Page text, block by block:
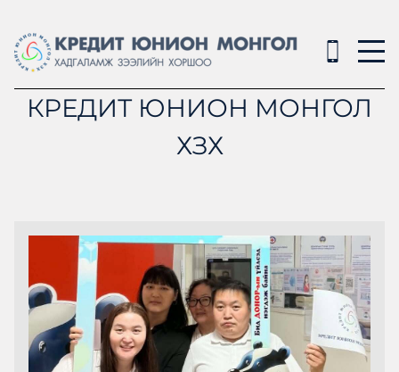
КРЕДИТ ЮНИОН МОНГОЛ
ХЗХ